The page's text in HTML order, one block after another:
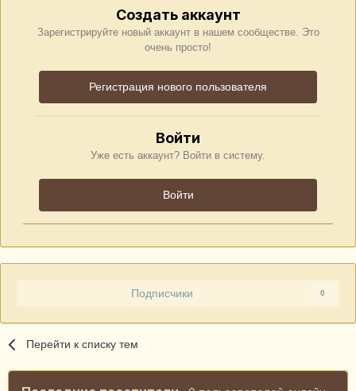
Создать аккаунт
Зарегистрируйте новый аккаунт в нашем сообществе. Это
очень просто!
Регистрация нового пользователя
Войти
Уже есть аккаунт? Войти в систему.
Войти
Подписчики 0
Перейти к списку тем